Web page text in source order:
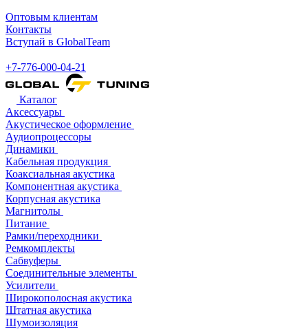
Оптовым клиентам
Контакты
Вступай в GlobalTeam
+7-776-000-04-21
Каталог
Аксессуары
Акустическое оформление
Аудиопроцессоры
Динамики
Кабельная продукция
Коаксиальная акустика
Компонентная акустика
Корпусная акустика
Магнитолы
Питание
Рамки/переходники
Ремкомплекты
Сабвуферы
Соединительные элементы
Усилители
Широкополосная акустика
Штатная акустика
Шумоизоляция